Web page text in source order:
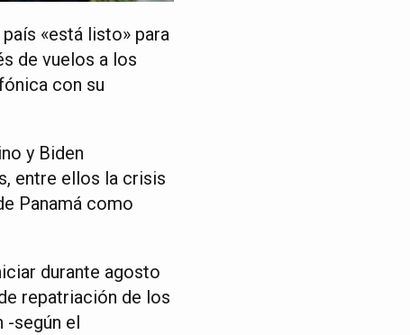
«está listo» para
de vuelos a los
con su
y Biden
entre ellos la crisis
Panamá como
durante agosto
repatriación de los
-según el